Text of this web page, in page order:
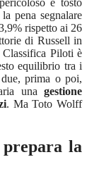
e tosto
pena segnalare
rispetto ai 26
di Russell in
Piloti è
equilibrio tra i
prima o poi,
una gestione
. Ma Toto Wolff
la